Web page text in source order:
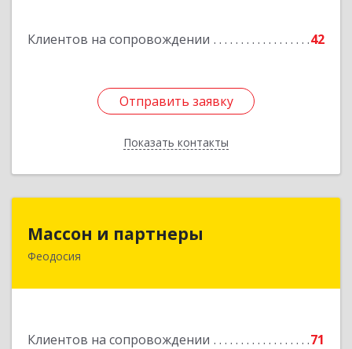
Клиентов на сопровождении 42
Отправить заявку
Показать контакты
Отправить заявку
Назад
Массон и партнеры
Феодосия
Клиентов на сопровождении
71
298112, Крым Респ, Феодосия г, Крымская ул,